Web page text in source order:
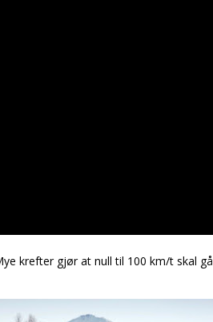
krefter gjør at null til 100 km/t skal gå